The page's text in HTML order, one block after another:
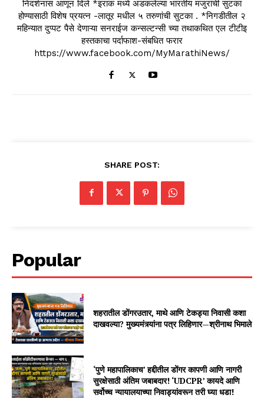
निदर्शनास आणून दिले *इराक मध्ये अडकलेल्या भारतीय मजुरांची सुटका
होण्यासाठी विशेष प्रयत्न -लातूर मधील ५ तरुणांची सुटका . *निगडीतील २
महिन्यात दुप्पट पैसे देणाऱ्या सनराईज कन्सल्टन्सी च्या तथाकथित एल टीटीइ
हस्तकाचा पर्दाफाश-संबधित फरार
https://www.facebook.com/MyMarathiNews/
SHARE POST:
Popular
शहरातील डोंगरउतार, माथे आणि टेकड्या निवासी कशा
दाखवल्या? मुख्यमंत्र्यांना पत्र लिहिणार—श्रीनाथ भिमाले
‘पुणे महापालिकाच’ हद्दीतील डोंगर कापणी आणि नागरी
सुरक्षेसाठी अंतिम जबाबदार! ‘UDCPR’ कायदे आणि
सर्वोच्च न्यायालयाच्या निवाड्यांवरून तरी घ्या धडा!